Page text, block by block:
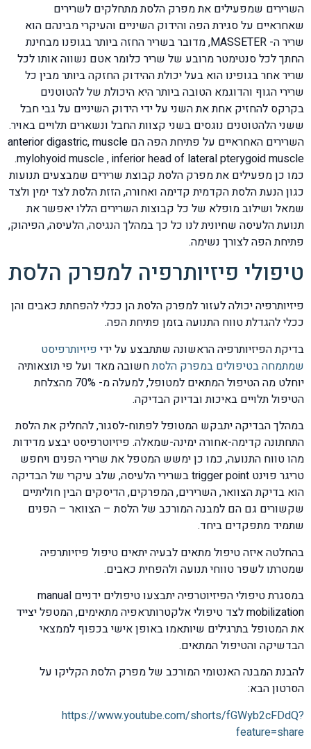
השרירים שמפעילים את מפרק הלסת מתחלקים לשרירים
שאחראיים על סגירת הפה והידוק השיניים והעיקרי מבינהם הוא
שריר ה- MASSETER, מדובר בשריר החזה ביותר בגופנו מבחינת
החתך לכל סנטימטר מרובע של שריר כלומר אטם נשווה אותו לכל
שריר אחר בגופינו הוא בעל יכולת ההידוק החזקה ביותר מבין כל
שרירי הגוף והדוגמא הטובה ביותר היא היכולת של להטוטנים
בקרקס להחזיק אחת את השני על ידי הידוק השיניים על גבי חבל
ששני הלהטוטנים נוגסים בשני קצוות החבל ונשארים תלויים באויר.
השרירים האחראיים על פתיחת הפה הם anterior digastric, muscle
mylohyoid muscle , inferior head of lateral pterygoid muscle.
כמו כן מפעילים את מפרק הלסת קבוצת שרירים שמבצעים תנועות
כגון הנעת הלסת הקדמית קדימה ואחורה, הזזת הלסת לצד ימין ולצד
שמאל ושילוב מופלא של כל קבוצות השרירים הללו יאפשר את
תנועת הלעיסה שחיונית לנו כל כך במהלך הנגיסה, הלעיסה, הפיהוק,
פתיחת הפה לצורך נשימה.
טיפולי פיזיותרפיה למפרק הלסת
פיזיותרפיה יכולה לעזור למפרק הלסת הן ככלי להפחתת כאבים והן
ככלי להגדלת טווח התנועה בזמן פתיחת הפה.
בדיקת הפיזיותרפיה הראשונה שתתבצע על ידי פיזיותרפיסט
שמתמחה בטיפולים במפרק הלסתחשובה מאד ועל פי תוצאותיה
יוחלט מה הטיפול המתאים למטופל, למעלה מ- 70% מהצלחת
הטיפול תלויים באיכות ובדיוק הבדיקה.
במהלך הבדיקה יתבקש המטופל לפתוח-לסגור, להחליק את הלסת
התחתונה קדימה-אחורה ימינה-שמאלה. פיזיוטרפיסט יבצע מדידות
מהו טווח התנועה, כמו כן ימשש המטפל את שרירי הפנים ויחפש
טריגר פוינט trigger point בשרירי הלעיסה, שלב עיקרי של הבדיקה
הוא בדיקת הצוואר, השרירים, המפרקים, הדיסקים הבין חוליתיים
שקשורים גם הם למבנה המורכב של הלסת – הצוואר – הפנים
שתמיד מתפקדים ביחד.
בהחלטה איזה טיפול מתאים לבעיה יתאים טיפול פיזיותרפיה
שמטרתו לשפר טווחי תנועה ולהפחית כאבים.
במסגרת טיפולי הפיזיוטרפיה יתבצעו טיפולים ידניים manual
mobilization לצד טיפולי אלקטרותראפיה מתאימים, המטפל יצייד
את המטופל בתרגילים שיותאמו באופן אישי בכפוף לממצאי
הבדשיקה והטיפול המתאים.
להבנת המבנה האנטומי המורכב של מפרק הלסת הקליקו על
הסרטון הבא:
https://www.youtube.com/shorts/fGWyb2cFDdQ?
feature=share